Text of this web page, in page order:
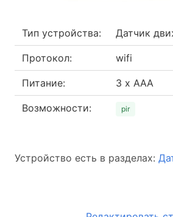
Тип устройства: Датчик
Протокол: wifi
Питание: 3 x AAA
Возможности: pir
Устройство есть в разделах: